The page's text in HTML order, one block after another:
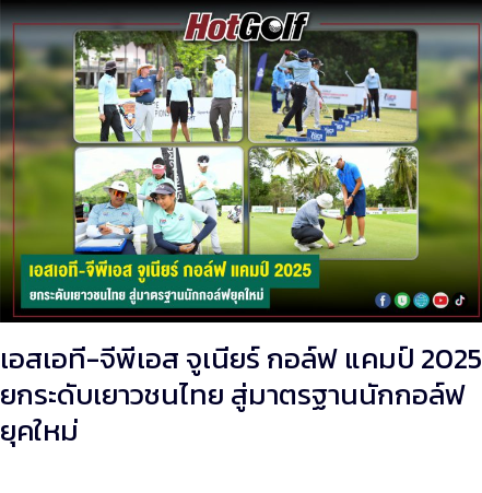
เอสเอที-จีพีเอส จูเนียร์ กอล์ฟ แคมป์ 2025
ยกระดับเยาวชนไทย สู่มาตรฐานนักกอล์ฟ
ยุคใหม่